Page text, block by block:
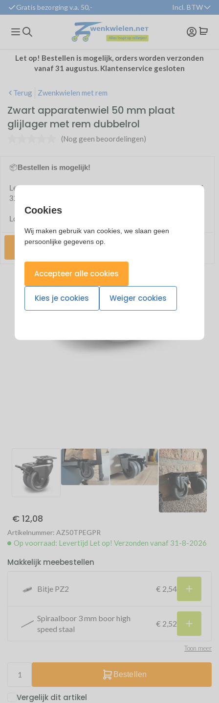
Gratis bezorging v.a. 50,- Incl. BTW
(excl. btw)
Let op! Bestellen is mogelijk, orders worden verzonden
vanaf 31 augustus. Klantenservice gesloten
Terug Zwenkwielen met rem
Zwart apparatenwiel 50 mm plaat
glijlager met rem dubbelrol
(Nog geen beoordelingen)
€ 12,08
Artikelnummer: AZ50TPEGPR
Op voorraad: Levertijd Let op! Verzonden vanaf 31-8-2026
Makkelijk meebestellen
Bitje PZ2 € 2,54
Spiraalboor 3 mm boor high
speed staal
€ 2,52
Toon meer
Bestellen
Vergelijk dit artikel
📦Bestellen is mogelijk!
Let op! Bestellen is mogelijk, orders worden verzonden vanaf
31 augustus. Klantenservice tussentijds gesloten.
Lopende orders en retouren worden afgehandeld.
Check
Cookies
Wij maken gebruik van cookies, we slaan geen
persoonlijke gegevens op.
Accepteer alle cookies
Kies je cookies Weiger cookies